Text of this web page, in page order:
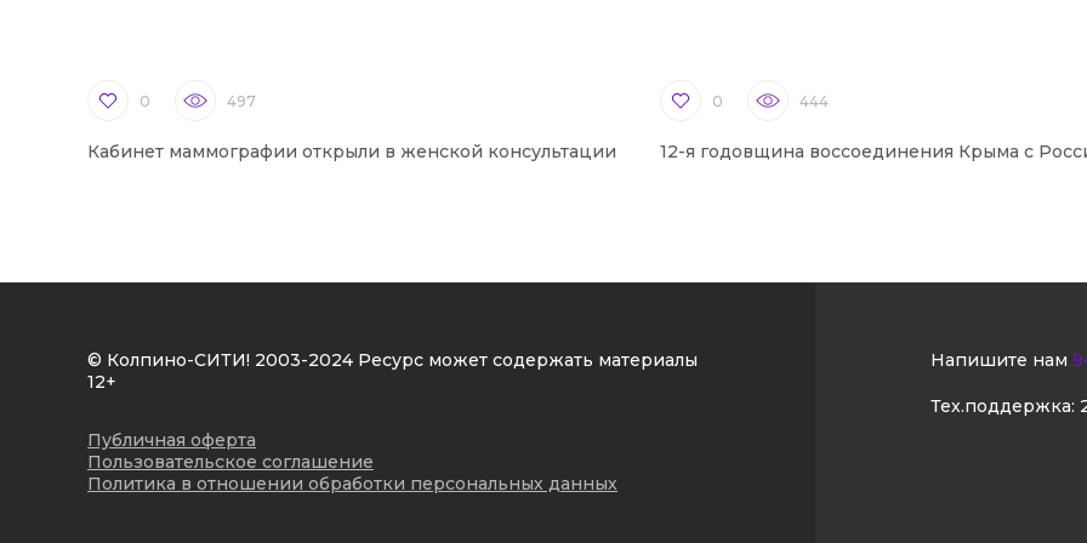
0 497
Кабинет маммографии открыли в женской консультации
0 444
12-я годовщина воссоединения Крыма с
© Колпино-СИТИ! 2003-2024 Ресурс может содержать материалы
12+
Публичная оферта
Пользовательское соглашение
Политика в отношении обработки персональных данных
Напишите нам
Тех.поддержка: